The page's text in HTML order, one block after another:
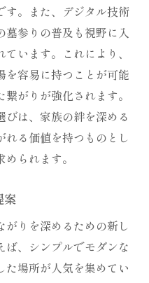
す。また、デジタル技術
墓参りの普及も視野に入
います。これにより、
を容易に持つことが可能
がりが強化されます。
びは、家族の絆を深める
れる価値を持つものとし
られます。
案
りを深めるための新し
ば、シンプルでモダンな
た場所が人気を集めてい